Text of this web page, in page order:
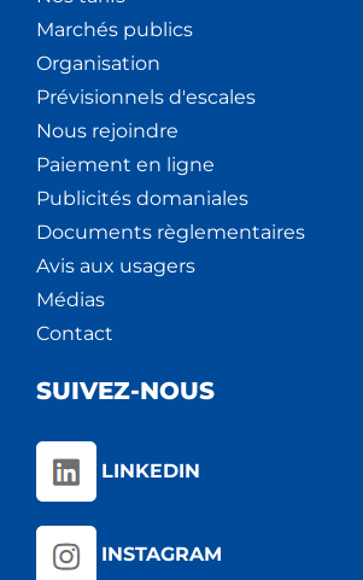
Marchés publics
Organisation
Prévisionnels d'escales
Nous rejoindre
Paiement en ligne
Publicités domaniales
Documents règlementaires
Avis aux usagers
Médias
Contact
SUIVEZ-NOUS
LINKEDIN
INSTAGRAM